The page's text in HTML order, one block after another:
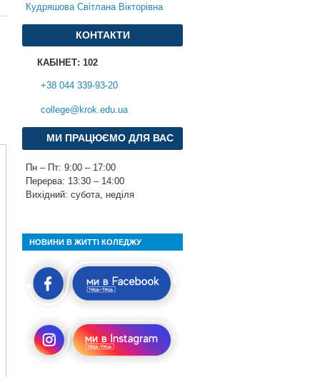
Кудряшова Світлана Вікторівна
КОНТАКТИ
КАБІНЕТ: 102
+38 044 339-93-20
college@krok.edu.ua
МИ ПРАЦЮЄМО ДЛЯ ВАС
Пн – Пт: 9:00 – 17:00
Перерва: 13:30 – 14:00
Вихідний: субота, неділя
НОВИНИ В ЖИТТІ КОЛЕДЖУ